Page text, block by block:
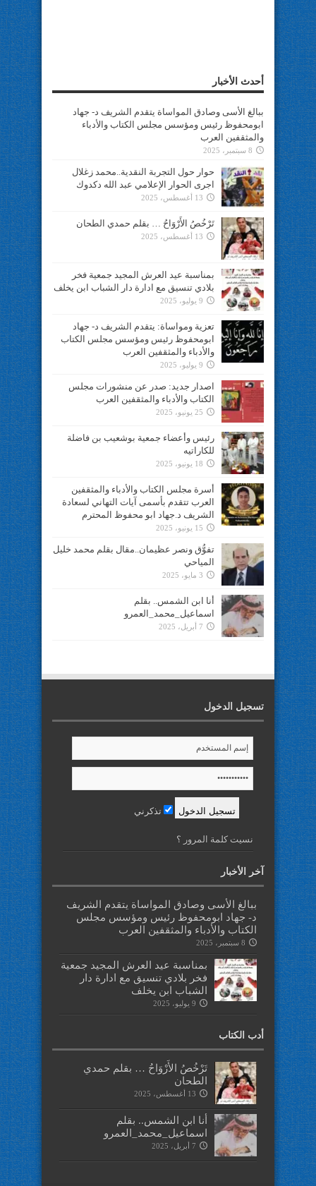
أحدث الأخبار
ببالغ الأسى وصادق المواساة يتقدم الشريف د- جهاد
ابومحفوظ رئيس ومؤسس مجلس الكتاب والأدباء
والمثقفين العرب
8 سبتمبر، 2025
حوار حول التجربة النقدية..محمد زغلال
اجرى الحوار الإعلامي عبد الله دكدوك
13 أغسطس، 2025
تَرْخُصُ الأَرْوَاحُ … بقلم حمدي الطحان
13 أغسطس، 2025
بمناسبة عيد العرش المجيد جمعية فخر
بلادي تنسيق مع ادارة دار الشباب ابن يخلف
9 يوليو، 2025
تعزية ومواساة: يتقدم الشريف د- جهاد
ابومحفوظ رئيس ومؤسس مجلس الكتاب
والأدباء والمثقفين العرب
9 يوليو، 2025
اصدار جديد: صدر عن منشورات مجلس
الكتاب والأدباء والمثقفين العرب
25 يونيو، 2025
رئيس وأعضاء جمعية بوشعيب بن فاضلة
للكاراتيه
18 يونيو، 2025
أسرة مجلس الكتاب والأدباء والمثقفين
العرب تتقدم بأسمى آيات التهاني لسعادة
الشريف د.جهاد ابو محفوظ المحترم
15 يونيو، 2025
تفوُّق ونصر عظيمان..مقال بقلم محمد خليل
المياحي
3 مايو، 2025
أنا ابن الشمس.. بقلم
اسماعيل_محمد_العمرو
7 أبريل، 2025
تسجيل الدخول
تذكرني
نسيت كلمة المرور ؟
آخر الأخبار
ببالغ الأسى وصادق المواساة يتقدم الشريف
د- جهاد ابومحفوظ رئيس ومؤسس مجلس
الكتاب والأدباء والمثقفين العرب
8 سبتمبر، 2025
بمناسبة عيد العرش المجيد جمعية
فخر بلادي تنسيق مع ادارة دار
الشباب ابن يخلف
9 يوليو، 2025
أدب الكتاب
تَرْخُصُ الأَرْوَاحُ … بقلم حمدي
الطحان
13 أغسطس، 2025
أنا ابن الشمس.. بقلم
اسماعيل_محمد_العمرو
7 أبريل، 2025